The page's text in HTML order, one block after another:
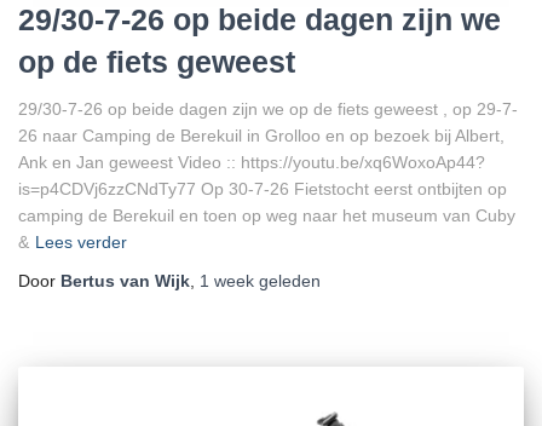
29/30-7-26 op beide dagen zijn we
op de fiets geweest
29/30-7-26 op beide dagen zijn we op de fiets geweest , op 29-7-
26 naar Camping de Berekuil in Grolloo en op bezoek bij Albert,
Ank en Jan geweest Video :: https://youtu.be/xq6WoxoAp44?
is=p4CDVj6zzCNdTy77 Op 30-7-26 Fietstocht eerst ontbijten op
camping de Berekuil en toen op weg naar het museum van Cuby
& Lees verder
Door Bertus van Wijk 1 week geleden